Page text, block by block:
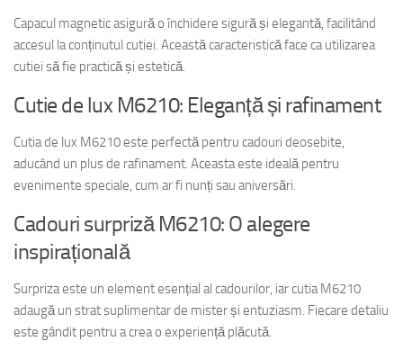
Capacul magnetic asigură o închidere sigură și elegantă, facilitând
accesul la conținutul cutiei. Această caracteristică face ca utilizarea
cutiei să fie practică și estetică.
Cutie de lux M6210: Eleganță și rafinament
Cutia de lux M6210 este perfectă pentru cadouri deosebite,
aducând un plus de rafinament. Aceasta este ideală pentru
evenimente speciale, cum ar fi nunți sau aniversări.
Cadouri surpriză M6210: O alegere
inspirațională
Surpriza este un element esențial al cadourilor, iar cutia M6210
adaugă un strat suplimentar de mister și entuziasm. Fiecare detaliu
este gândit pentru a crea o experiență plăcută.